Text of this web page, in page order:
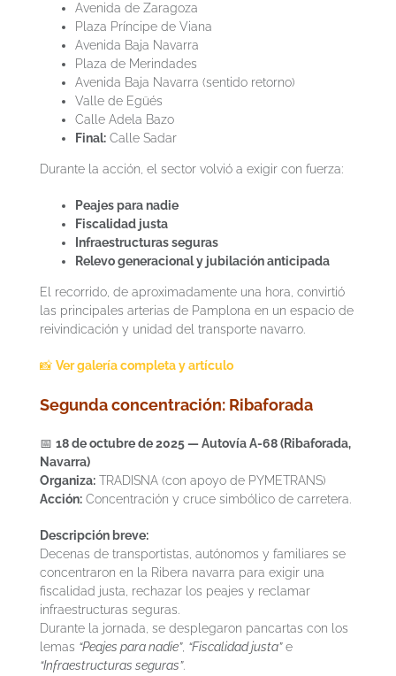
Avenida de Zaragoza
Plaza Príncipe de Viana
Avenida Baja Navarra
Plaza de Merindades
Avenida Baja Navarra (sentido retorno)
Valle de Egüés
Calle Adela Bazo
Final:Calle Sadar
Durante la acción, el sector volvió a exigir con fuerza:
Peajes para nadie
Fiscalidad justa
Infraestructuras seguras
Relevo generacional y jubilación anticipada
El recorrido, de aproximadamente una hora, convirtió
las principales arterias de Pamplona en un espacio de
reivindicación y unidad del transporte navarro.
📸 Ver galería completa y artículo
Segunda concentración: Ribaforada
📅 18 de octubre de 2025 — Autovía A-68 (Ribaforada,
Navarra)
Organiza:TRADISNA (con apoyo de PYMETRANS)
Acción:Concentración y cruce simbólico de carretera.
Descripción breve:
Decenas de transportistas, autónomos y familiares se
concentraron en la Ribera navarra para exigir una
fiscalidad justa, rechazar los peajes y reclamar
infraestructuras seguras.
Durante la jornada, se desplegaron pancartas con los
lemas “Peajes para nadie”, “Fiscalidad justa”e
“Infraestructuras seguras”.